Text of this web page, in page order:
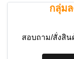
กลุ่ม
สอบถาม/สั่งสิน